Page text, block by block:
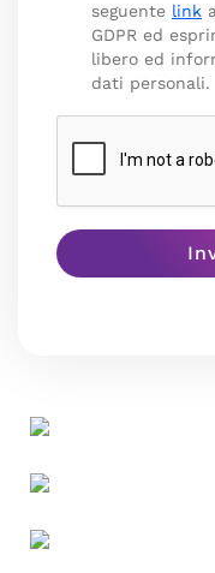
seguente link
GDPR ed
libero ed
dati personali.